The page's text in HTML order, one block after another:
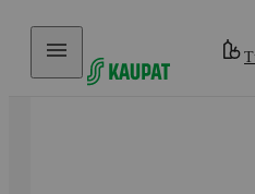
Hyppää sisältöön